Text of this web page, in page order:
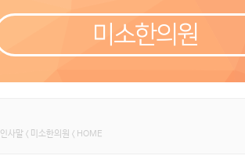
미소한의원
인사말 < 미소한의원 < HOME